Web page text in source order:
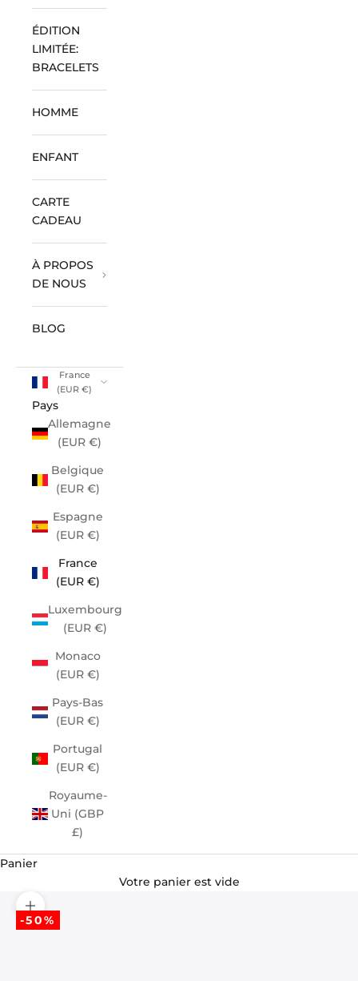
ÉDITION
LIMITÉE:
BRACELETS
HOMME
ENFANT
CARTE
CADEAU
À PROPOS
DE NOUS
BLOG
France
(EUR €)
Pays
Allemagne
(EUR €)
Belgique
(EUR €)
Espagne
(EUR €)
France
(EUR €)
Luxembourg
(EUR €)
Monaco
(EUR €)
Pays-Bas
(EUR €)
Portugal
(EUR €)
Royaume-
Uni (GBP
£)
Panier
Votre panier est vide
Zoomer sur l'image
-50%